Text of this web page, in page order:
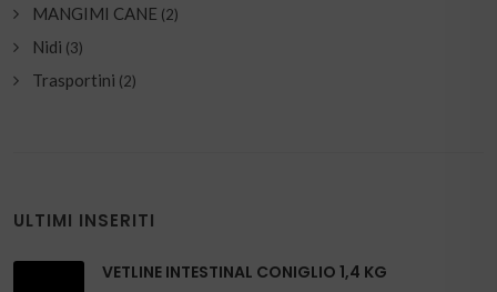
MANGIMI CANE (2)
Nidi (3)
Trasportini (2)
ULTIMI INSERITI
VETLINE INTESTINAL CONIGLIO 1,4 KG